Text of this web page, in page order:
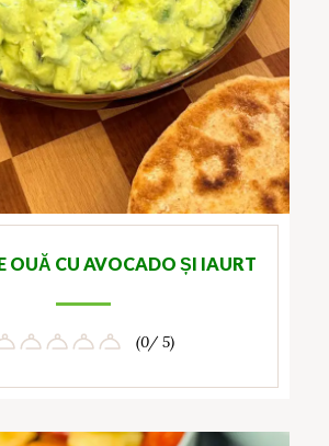
OUĂ CU AVOCADO ȘI IAURT
(0/ 5)